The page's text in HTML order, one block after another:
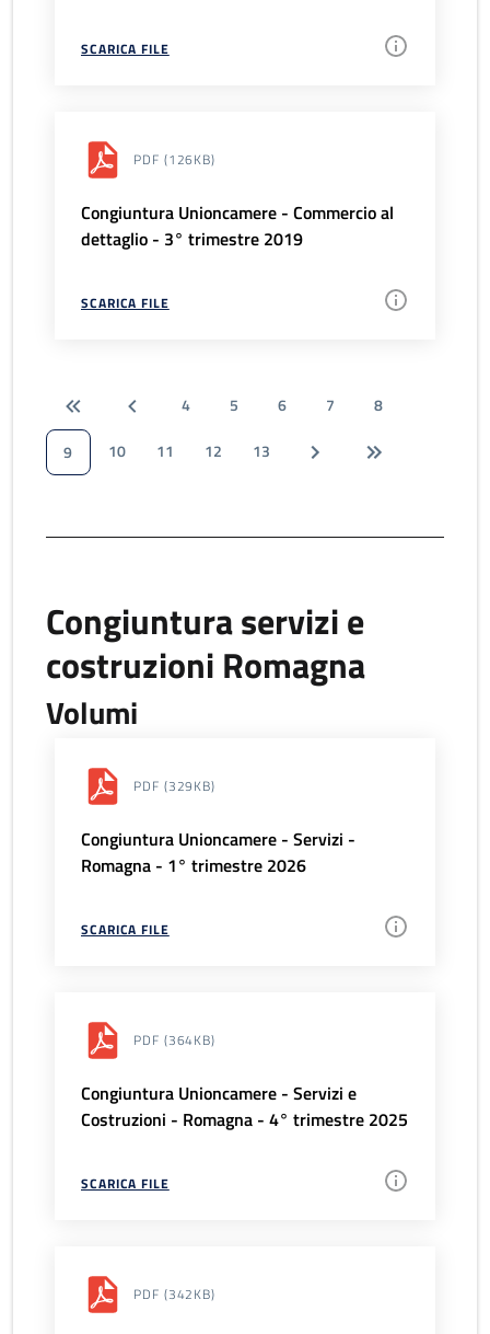
SCARICA FILE
PDF (126KB)
Congiuntura Unioncamere - Commercio al
dettaglio - 3° trimestre 2019
SCARICA FILE
4 5 6 7
8
9
10 11 12 13
Congiuntura servizi e
costruzioni Romagna
Volumi
PDF (329KB)
Congiuntura Unioncamere - Servizi -
Romagna - 1° trimestre 2026
SCARICA FILE
PDF (364KB)
Congiuntura Unioncamere - Servizi e
Costruzioni - Romagna - 4° trimestre 2025
SCARICA FILE
PDF (342KB)